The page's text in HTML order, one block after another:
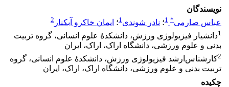
نویسندگان
عباس صارمی*
1؛ نادر شوندی1؛ ایمان خاکرو آبکنار 2
1دانشیار فیزیولوژی ورزش، دانشکدۀ علوم انسانی، گروه تربیت
بدنی و علوم ورزشی، دانشگاه اراک، اراک، ایران
2کارشناس‌ارشد فیزیولوژی ورزش، دانشکدۀ علوم انسانی، گروه
تربیت بدنی و علوم ورزشی، دانشگاه اراک، اراک، ایران
چکیده